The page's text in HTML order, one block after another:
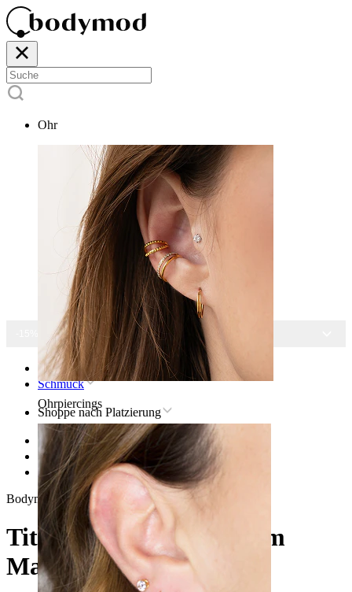
Ohr
Ohrpiercings
-15% AUF ALLEN SCHMUCK
Startseite
Schmuck
Shoppe nach Platzierung
Lippen
Titan-lippenpiercingschmuck
Titan-Labret mit Stein im Marquiseschliff
Bodymod Trend
Titan-Labret mit Stein im
Marquiseschliff